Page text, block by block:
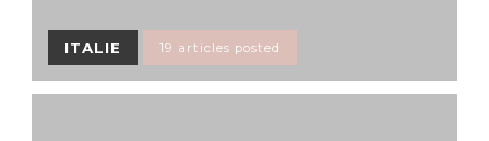
ITALIE 19 articles posted